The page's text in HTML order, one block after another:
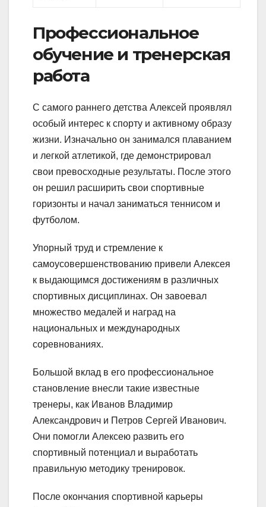
Профессиональное
обучение и тренерская
работа
С самого раннего детства Алексей проявлял
особый интерес к спорту и активному образу
жизни. Изначально он занимался плаванием
и легкой атлетикой, где демонстрировал
свои превосходные результаты. После этого
он решил расширить свои спортивные
горизонты и начал заниматься теннисом и
футболом.
Упорный труд и стремление к
самоусовершенствованию привели Алексея
к выдающимся достижениям в различных
спортивных дисциплинах. Он завоевал
множество медалей и наград на
национальных и международных
соревнованиях.
Большой вклад в его профессиональное
становление внесли такие известные
тренеры, как Иванов Владимир
Александрович и Петров Сергей Иванович.
Они помогли Алексею развить его
спортивный потенциал и выработать
правильную методику тренировок.
После окончания спортивной карьеры